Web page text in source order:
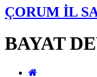
ÇORUM İL
BAYAT